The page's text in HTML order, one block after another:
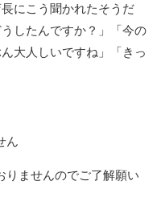
にこう聞かれたそうだ
したんですか？」「今の
大人しいですね」「きっ
ん
りませんのでご了解願い